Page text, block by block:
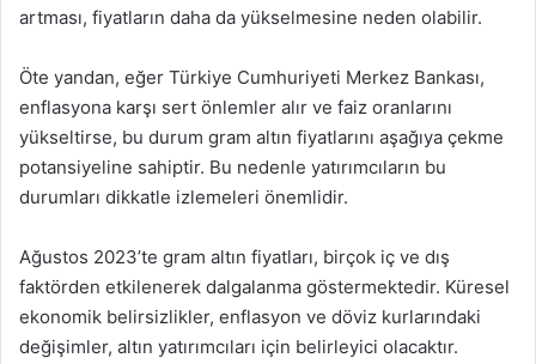
artması, fiyatların daha da yükselmesine neden olabilir.
Öte yandan, eğer Türkiye Cumhuriyeti Merkez Bankası,
enflasyona karşı sert önlemler alır ve faiz oranlarını
yükseltirse, bu durum gram altın fiyatlarını aşağıya çekme
potansiyeline sahiptir. Bu nedenle yatırımcıların bu
durumları dikkatle izlemeleri önemlidir.
Ağustos 2023’te gram altın fiyatları, birçok iç ve dış
faktörden etkilenerek dalgalanma göstermektedir. Küresel
ekonomik belirsizlikler, enflasyon ve döviz kurlarındaki
değişimler, altın yatırımcıları için belirleyici olacaktır.